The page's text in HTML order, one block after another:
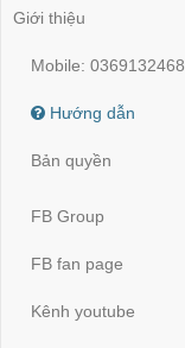
Giới thiệu
Mobile: 0369132468
Hướng dẫn
Bản quyền
FB Group
FB fan page
Kênh youtube